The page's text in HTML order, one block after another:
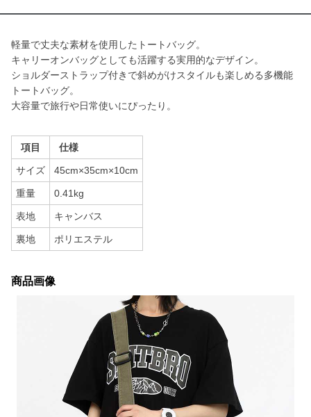
軽量で丈夫な素材を使用したトートバッグ。
キャリーオンバッグとしても活躍する実用的なデザイン。
ショルダーストラップ付きで斜めがけスタイルも楽しめる多機能
トートバッグ。
大容量で旅行や日常使いにぴったり。
項目 仕様
サイズ 45cm×35cm×10cm
重量 0.41kg
表地 キャンバス
裏地 ポリエステル
商品画像